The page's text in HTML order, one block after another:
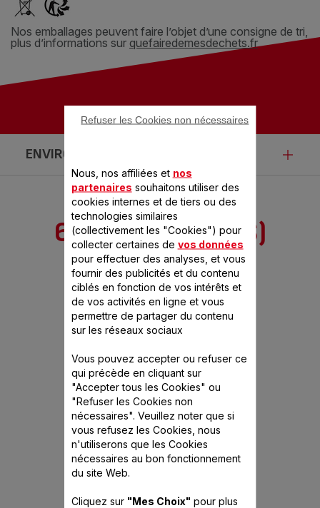
Nos emballages peuvent faire l’objet d’une consigne de tri,
plus d’informations sur quefairedemesdechets.fr
ENVIRONNEMENT
Ce produit n’est pas impacté par les
modalités de communication de la loi
Anti-Gaspillage pour une Economie
Circulaire.
6 ACCESSOIRE(S)
NEW CLASSIC 10 BOLS
CUILLÈRE À RIZ SS-993018
Disponible.
2,99 €
Nous, nos affiliées et nos
partenaires souhaitons utiliser des
cookies internes et de tiers ou des
technologies similaires
(collectivement les "Cookies") pour
collecter certaines de vos données
pour effectuer des analyses, et vous
fournir des publicités et du contenu
ciblés en fonction de vos intérêts et
de vos activités en ligne et vous
permettre de partager du contenu
sur les réseaux sociaux
Vous pouvez accepter ou refuser ce
qui précède en cliquant sur
"Accepter tous les Cookies" ou
"Refuser les Cookies non
nécessaires". Veuillez noter que si
vous refusez les Cookies, nous
n'utiliserons que les Cookies
nécessaires au bon fonctionnement
du site Web.
Cliquez sur "Mes Choix" pour plus
Refuser les Cookies non nécessaires